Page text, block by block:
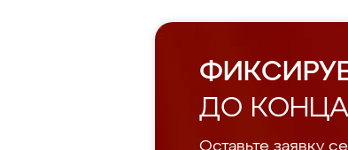
ДО КОНЦА
Оставьте заявку